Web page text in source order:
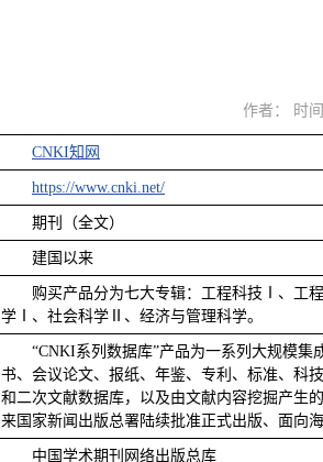
作者： 时
CNKI知网
https://www.cnki.net/
期刊（全文）
建国以来
购买产品分为七大专辑：工程科技Ⅰ、工
学Ⅰ、社会科学Ⅱ、经济与管理科学。
“CNKI系列数据库”产品为一系列大规模
书、会议论文、报纸、年鉴、专利、标准、科
和二次文献数据库，以及由文献内容挖掘产生
来国家新闻出版总署陆续批准正式出版、面向
中国学术期刊网络出版总库